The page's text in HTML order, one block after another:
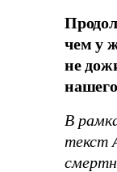
чем у
не
В
текст